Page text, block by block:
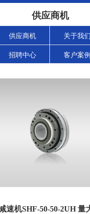
供应商机
供应商机 关于我们
招聘中心 客户案例
速机SHF-50-50-2UH 量